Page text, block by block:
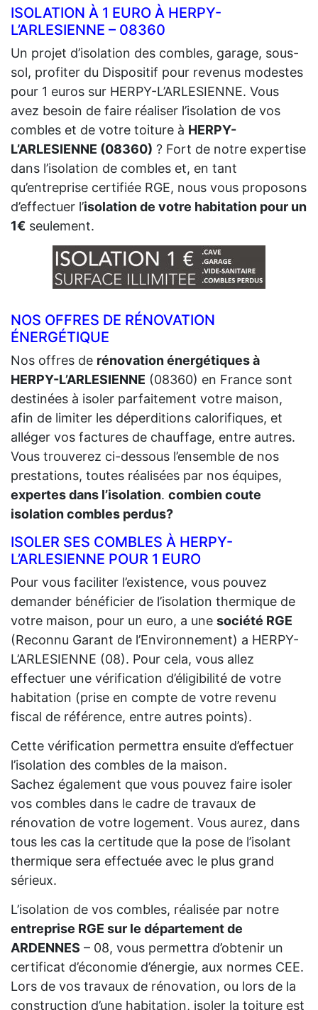
ISOLATION À 1 EURO À HERPY-
L’ARLESIENNE – 08360
Un projet d’isolation des combles, garage, sous-
sol, profiter du Dispositif pour revenus modestes
pour 1 euros sur HERPY-L’ARLESIENNE. Vous
avez besoin de faire réaliser l’isolation de vos
combles et de votre toiture à HERPY-
L’ARLESIENNE (08360) ? Fort de notre expertise
dans l’isolation de combles et, en tant
qu’entreprise certifiée RGE, nous vous proposons
d’effectuer l’isolation de votre habitation pour un
1€ seulement.
NOS OFFRES DE RÉNOVATION
ÉNERGÉTIQUE
Nos offres de rénovation énergétiques à
HERPY-L’ARLESIENNE (08360) en France sont
destinées à isoler parfaitement votre maison,
afin de limiter les déperditions calorifiques, et
alléger vos factures de chauffage, entre autres.
Vous trouverez ci-dessous l’ensemble de nos
prestations, toutes réalisées par nos équipes,
expertes dans l’isolation. combien coute
isolation combles perdus?
ISOLER SES COMBLES À HERPY-
L’ARLESIENNE POUR 1 EURO
Pour vous faciliter l’existence, vous pouvez
demander bénéficier de l’isolation thermique de
votre maison, pour un euro, a une société RGE
(Reconnu Garant de l’Environnement) a HERPY-
L’ARLESIENNE (08). Pour cela, vous allez
effectuer une vérification d’éligibilité de votre
habitation (prise en compte de votre revenu
fiscal de référence, entre autres points).
Cette vérification permettra ensuite d’effectuer
l’isolation des combles de la maison.
Sachez également que vous pouvez faire isoler
vos combles dans le cadre de travaux de
rénovation de votre logement. Vous aurez, dans
tous les cas la certitude que la pose de l’isolant
thermique sera effectuée avec le plus grand
sérieux.
L’isolation de vos combles, réalisée par notre
entreprise RGE sur le département de
ARDENNES – 08, vous permettra d’obtenir un
certificat d’économie d’énergie, aux normes CEE.
Lors de vos travaux de rénovation, ou lors de la
construction d’une habitation, isoler la toiture est